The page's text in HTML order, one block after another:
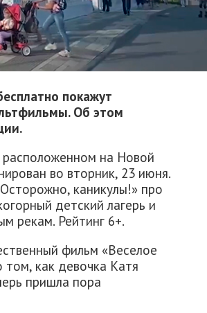
покажут
Об этом
на Новой
во вторник, 23 июня.
каникулы!» про
детский лагерь и
рекам. Рейтинг 6+.
фильм «Веселое
том, как девочка Катя
пришла пора